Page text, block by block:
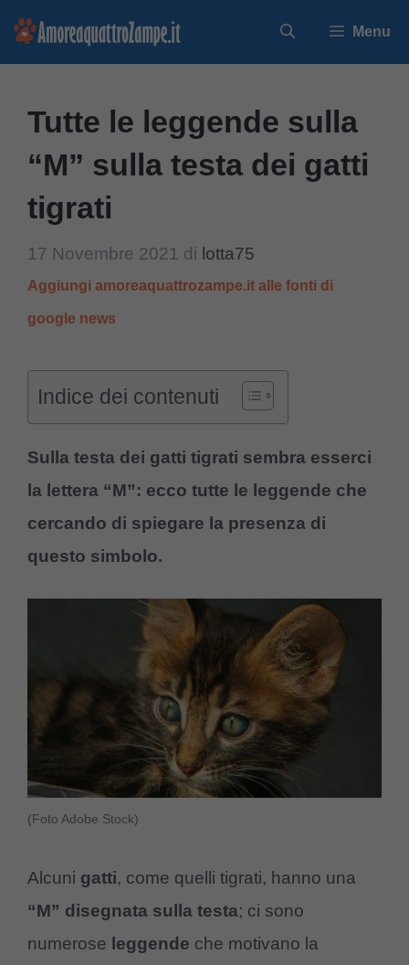
Vai
Menu
Tutte le leggende sulla
“M” sulla testa dei gatti
tigrati
17 Novembre 2021 di lotta75
Aggiungi amoreaquattrozampe.it alle fonti di
google news
Indice dei contenuti
Sulla testa dei gatti tigrati sembra esserci
la lettera “M”: ecco tutte le leggende che
cercando di spiegare la presenza di
questo simbolo.
(Foto Adobe Stock)
Alcuni gatti, come quelli tigrati, hanno una
“M” disegnata sulla testa; ci sono
numerose leggende che motivano la